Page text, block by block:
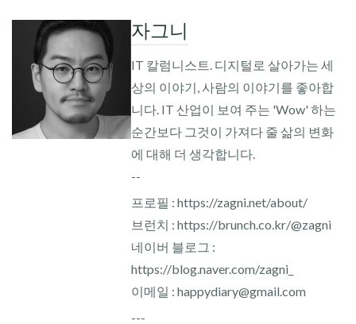
자그니
IT 칼럼니스트. 디지털로 살아가는 세
상의 이야기, 사람의 이야기를 좋아합
니다. IT 산업이 보여 주는 'Wow' 하는
순간보다 그것이 가져다 줄 삶의 변화
에 대해 더 생각합니다.
--
프로필 : https://zagni.net/about/
브런치 : https://brunch.co.kr/@zagni
네이버 블로그 :
https://blog.naver.com/zagni_
이메일 : happydiary@gmail.com
---